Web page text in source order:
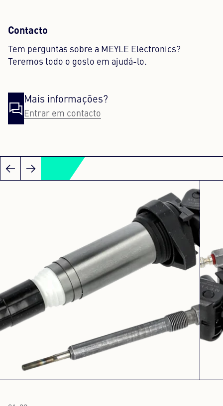
Contacto
Tem perguntas sobre a MEYLE Electronics?
Teremos todo o gosto em ajudá-lo.
Mais informações?
Entrar em contacto